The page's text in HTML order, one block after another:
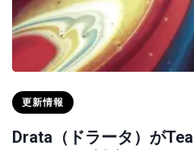
更新情報
Drata（ドラータ）が